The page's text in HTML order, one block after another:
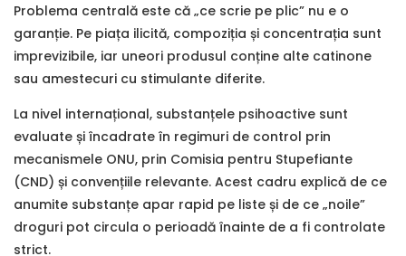
Problema centrală este că „ce scrie pe plic” nu e o
garanție. Pe piața ilicită, compoziția și concentrația sunt
imprevizibile, iar uneori produsul conține alte catinone
sau amestecuri cu stimulante diferite.
La nivel internațional, substanțele psihoactive sunt
evaluate și încadrate în regimuri de control prin
mecanismele ONU, prin Comisia pentru Stupefiante
(CND) și convențiile relevante. Acest cadru explică de ce
anumite substanțe apar rapid pe liste și de ce „noile”
droguri pot circula o perioadă înainte de a fi controlate
strict.